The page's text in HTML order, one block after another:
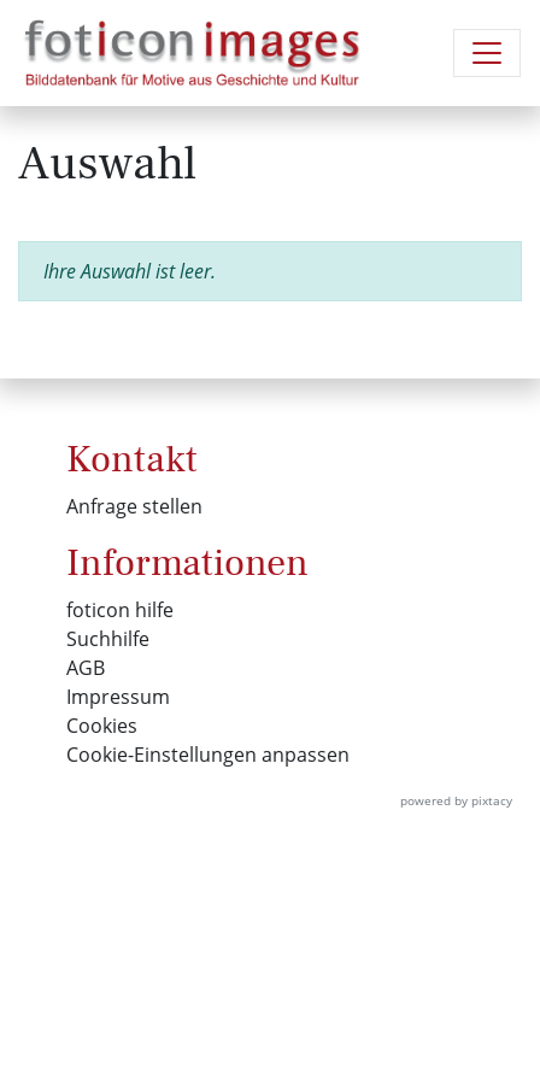
Auswahl
Ihre Auswahl ist leer.
Kontakt
Anfrage stellen
Informationen
foticon hilfe
Suchhilfe
AGB
Impressum
Cookies
Cookie-Einstellungen anpassen
powered by pixtacy